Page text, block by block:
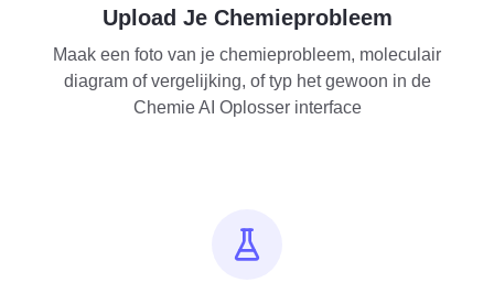
Upload Je Chemieprobleem
Maak een foto van je chemieprobleem, moleculair
diagram of vergelijking, of typ het gewoon in de
Chemie AI Oplosser interface